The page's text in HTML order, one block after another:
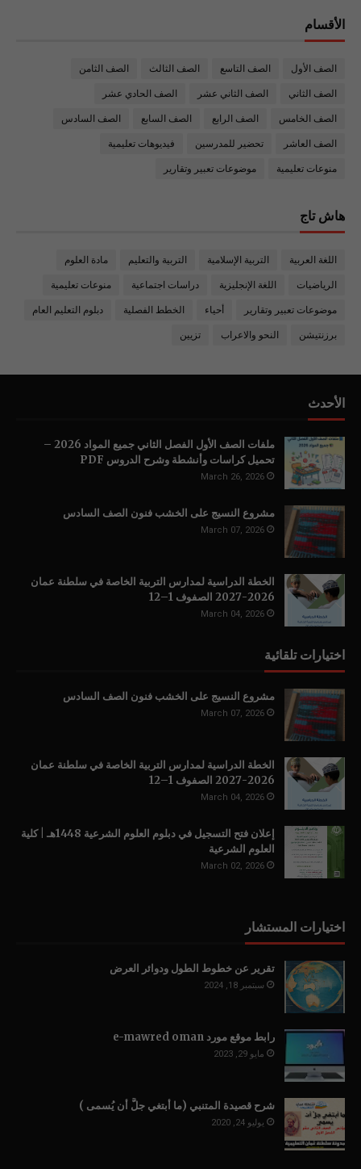
الأقسام
الصف الأول الصف التاسع الصف الثالث الصف الثامن
الصف الثاني الصف الثاني عشر الصف الحادي عشر
الصف الخامس الصف الرابع الصف السابع الصف السادس
الصف العاشر تحضير للمدرسين فيديوهات تعليمية
منوعات تعليمية موضوعات تعبير وتقارير
هاش تاج
اللغة العربية التربية الإسلامية التربية والتعليم مادة العلوم
الرياضيات اللغة الإنجليزية دراسات اجتماعية منوعات تعليمية
موضوعات تعبير وتقارير أحياء الخطط الفصلية دبلوم التعليم العام
برزنتيشن النحو والاعراب تزيين
الأحدث
ملفات الصف الأول الفصل الثاني جميع المواد 2026 –
تحميل كراسات وأنشطة وشرح الدروس PDF
March 26, 2026
مشروع النسيج على الخشب فنون الصف السادس
March 07, 2026
الخطة الدراسية لمدارس التربية الخاصة في سلطنة عمان
2026-2027 الصفوف 1–12
March 04, 2026
اختيارات تلقائية
مشروع النسيج على الخشب فنون الصف السادس
March 07, 2026
الخطة الدراسية لمدارس التربية الخاصة في سلطنة عمان
2026-2027 الصفوف 1–12
March 04, 2026
إعلان فتح التسجيل في دبلوم العلوم الشرعية 1448هـ | كلية
العلوم الشرعية
March 02, 2026
اختيارات المستشار
تقرير عن خطوط الطول ودوائر العرض
سبتمبر 18, 2024
رابط موقع مورد e-mawred oman
مايو 29, 2023
شرح قصيدة المتنبي (ما أبتغي جلَّ أن يُسمى )
يوليو 24, 2020